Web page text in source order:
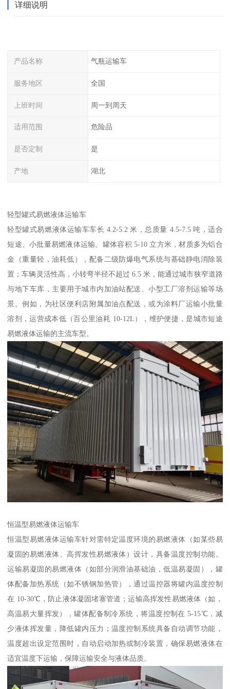
详细说明
产品名称 气瓶运输车
服务地区 全国
上班时间 周一到周天
适用范围 危险品
是否定制 是
产地 湖北
轻型罐式易燃液体运输车​
轻型罐式易燃液体运输车车长 4.2-5.2 米，总质量 4.5-7.5 吨，适合
短途、小批量易燃液体运输。罐体容积 5-10 立方米，材质多为铝合
金（重量轻，油耗低），配备二级防爆电气系统与基础静电消除装
置；车辆灵活性高，小转弯半径不超过 6.5 米，能通过城市狭窄道路
与地下车库，主要用于城市内加油站配送、小型工厂溶剂运输等场
景。例如，为社区便利店附属加油点配送，或为涂料厂运输小批量
溶剂，运营成本低（百公里油耗 10-12L），维护便捷，是城市短途
易燃液体运输的主流车型。​
恒温型易燃液体运输车​
恒温型易燃液体运输车针对需特定温度环境的易燃液体（如某些易
凝固的易燃液体、高挥发性易燃液体）设计，具备温度控制功能。
运输易凝固的易燃液体（如部分润滑油基础油，低温易凝固），罐
体配备加热系统（如不锈钢加热管），通过温控器将罐内温度控制
在 10-30℃，防止液体凝固堵塞管道；运输高挥发性易燃液体（如，
高温易大量挥发），罐体配备制冷系统，将温度控制在 5-15℃，减
少液体挥发量，降低罐内压力；温度控制系统具备自动调节功能，
温度超出设定范围时，自动启动加热或制冷装置，确保易燃液体在
适宜温度下运输，保障运输安全与液体品质。​